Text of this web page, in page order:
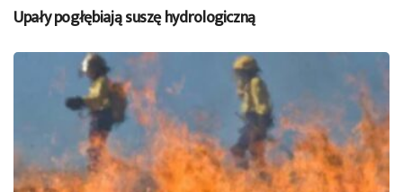
Upały pogłębiają suszę hydrologiczną